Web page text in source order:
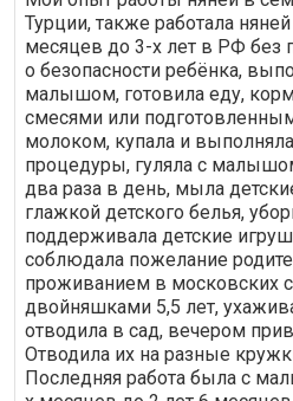
няня не сможет мне помогать.
Очень жаль, что приходится
расставаться, няня за три
стала для меня и дочери
человеком. Будем скучать.
Турции, также работала
месяцев до 3-х лет в РФ без
о безопасности ребёнка,
малышом, готовила еду,
смесями или
молоком, купала и
процедуры, гуляла с
два раза в день, мыла
глажкой детского белья,
поддерживала детские
соблюдала пожелание
проживанием в московских
двойняшками 5,5 лет,
отводила в сад, вечером
Отводила их на разные
Последняя работа была с